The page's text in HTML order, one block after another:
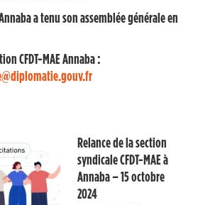
Annaba a tenu son assemblée générale en
CFDT-MAE Annaba :
Relance de la section
syndicale CFDT-MAE à
Annaba – 15 octobre
2024